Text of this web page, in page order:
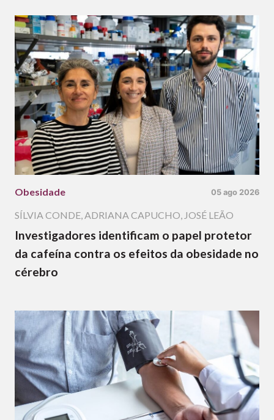
Obesidade 05 ago 2026
SÍLVIA CONDE,ADRIANA CAPUCHO, JOSÉ LEÃO
Investigadores identificam o papel protetor
da cafeína contra os efeitos da obesidade no
cérebro